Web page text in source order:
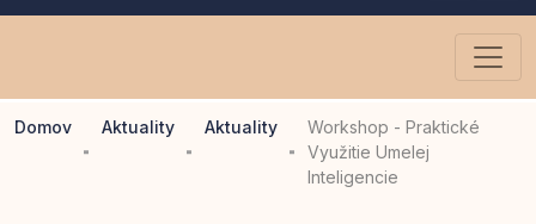
Domov Aktuality Aktuality
Workshop - Praktické
Využitie Umelej
Inteligencie